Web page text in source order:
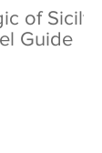
of Sicily:
Guide